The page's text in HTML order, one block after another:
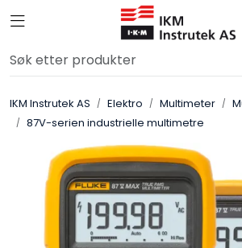
Skip to main content
Toggle navigation
IKM Instrutek AS Elektro Multimeter
87V-serien industrielle multimetre
Løsningssenter
Elektro
Elektronikk
Prosess
Frekvensomformere